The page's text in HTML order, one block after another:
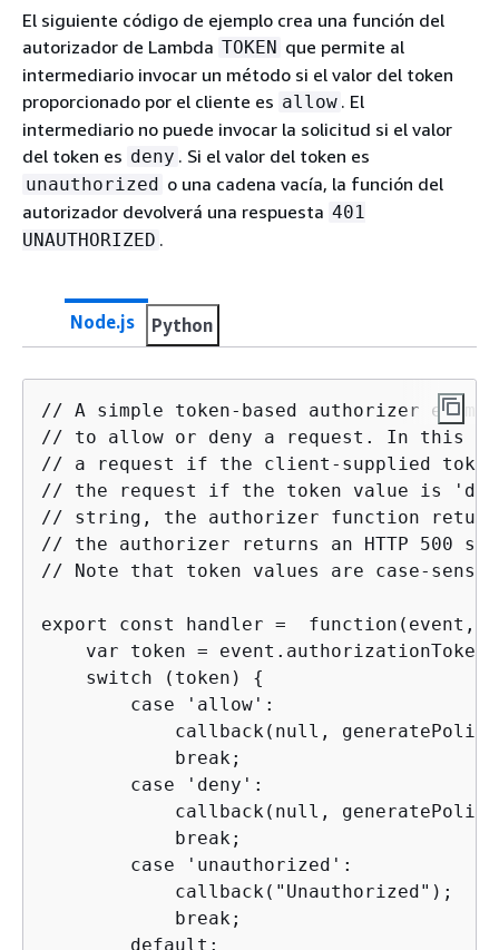
El siguiente código de ejemplo crea una función del
autorizador de Lambda TOKEN que permite al
intermediario invocar un método si el valor del token
proporcionado por el cliente es allow . El
intermediario no puede invocar la solicitud si el valor
del token es deny . Si el valor del token es
unauthorized o una cadena vacía, la función del
autorizador devolverá una respuesta 401
UNAUTHORIZED .
Node.js Python
// A simple token-based authorizer
// to allow or deny a request. In this
// a request if the client-supplied
// the request if the token value is
// string, the authorizer function returns
// the authorizer returns an HTTP 500
// Note that token values are case-
export const handler =  function(event,
    var token = event.authorizationToken;
    switch (token)
{
        case 'allow':
callback(null,
            break;
        case 'deny':
callback(null,
            break;
        case 'unauthorized':
callback("Unauthorized");
            break;
        default: